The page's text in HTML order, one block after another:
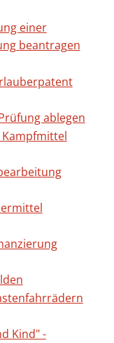
einer
beantragen
ablegen
Kind" -